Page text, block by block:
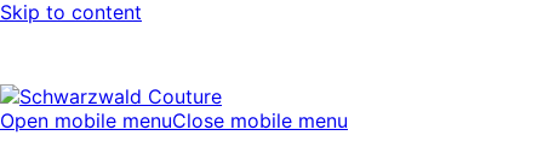
Skip to content
Open mobile menuClose mobile menu